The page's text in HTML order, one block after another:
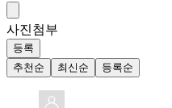
사진첨부
등록
추천순
최신순 등록순